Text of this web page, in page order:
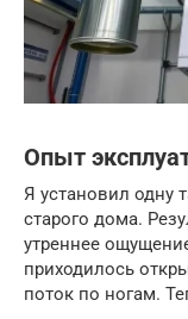
Опыт
Я установил одну
старого дома.
утреннее
приходилось
поток по ногам.